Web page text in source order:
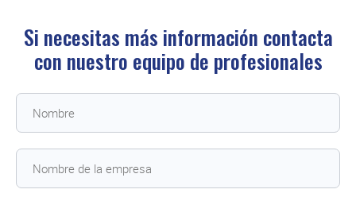
Si necesitas más información contacta
con nuestro equipo de profesionales